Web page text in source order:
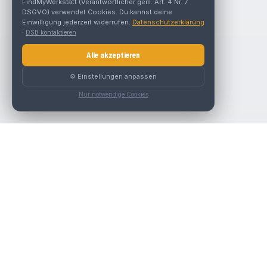
FindMyWerkstatt (Verantwortlicher gem. Art. 4 Nr. 7
DSGVO) verwendet Cookies. Du kannst deine
Einwilligung jederzeit widerrufen. Datenschutzerklärung
· DSB kontaktieren
Alle akzeptieren
⚙️ Einstellungen anpassen
Nur notwendige Cookies